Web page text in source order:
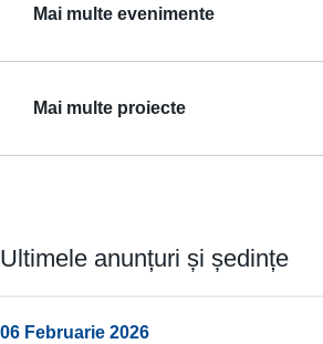
Mai multe evenimente
Mai multe proiecte
Ultimele anunțuri și ședințe
06 Februarie 2026